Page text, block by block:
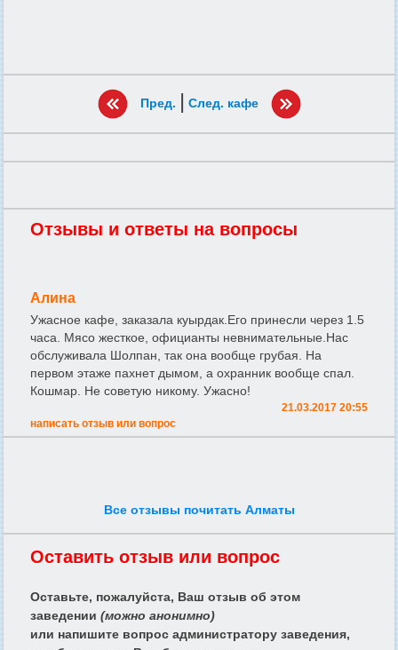
Пред. | След. кафе
Отзывы и ответы на вопросы
Алина
Ужасное кафе, заказала куырдак.Его принесли через 1.5
часа. Мясо жесткое, официанты невнимательные.Нас
обслуживала Шолпан, так она вообще грубая. На
первом этаже пахнет дымом, а охранник вообще спал.
Кошмар. Не советую никому. Ужасно!
21.03.2017 20:55
написать отзыв или вопрос
Все отзывы почитать Алматы
Оставить отзыв или вопрос
Оставьте, пожалуйста, Ваш отзыв об этом
заведении (можно анонимно)
или напишите вопрос администратору заведения,